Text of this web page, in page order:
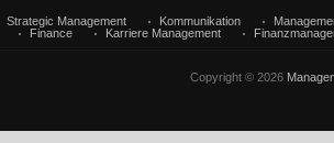
Strategic Management Kommunikation
Finance Karriere Management
Copyright © 2026